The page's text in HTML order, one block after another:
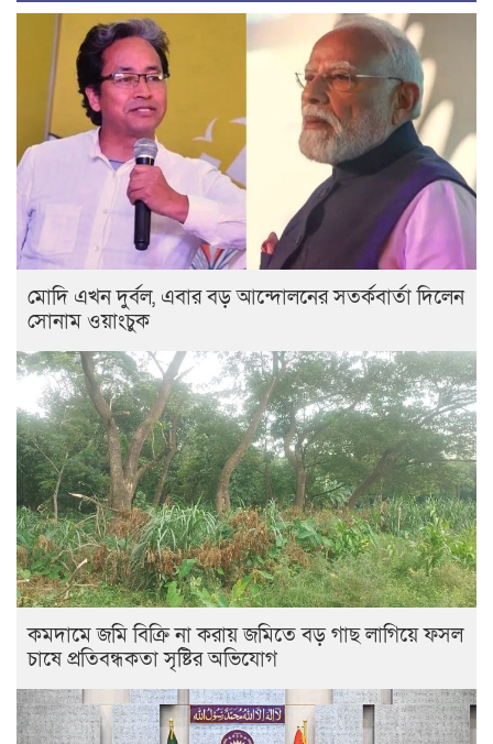
মোদি এখন দুর্বল, এবার বড় আন্দোলনের সতর্কবার্তা দিলেন
সোনাম ওয়াংচুক
কমদামে জমি বিক্রি না করায় জমিতে বড় গাছ লাগিয়ে ফসল
চাষে প্রতিবন্ধকতা সৃষ্টির অভিযোগ